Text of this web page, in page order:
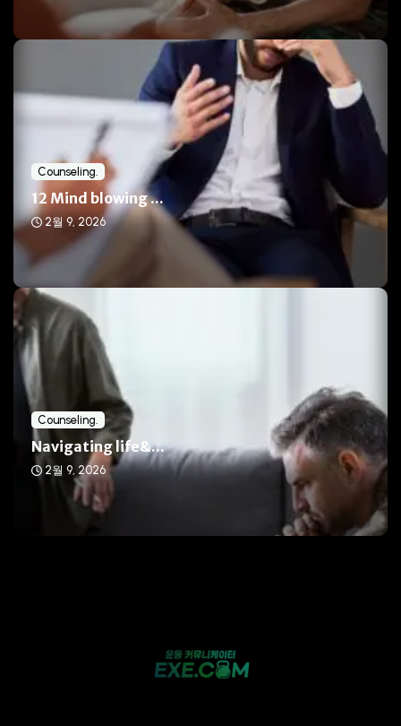
Counseling.
12 Mind blowing ...
2월 9, 2026
Counseling.
Navigating life&...
2월 9, 2026